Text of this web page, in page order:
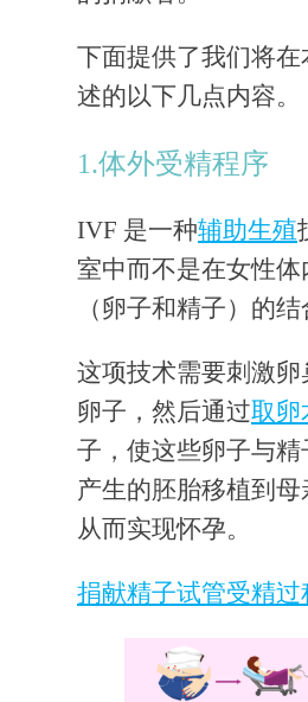
下面提供了我们将在
述的以下几点内容。
1.体外受精程序
IVF 是一种辅助生殖
室中而不是在女性
（卵子和精子）的结
这项技术需要刺激
卵子，然后通过取卵
子，使这些卵子与
产生的胚胎移植到母
从而实现怀孕。
捐献精子试管受精过